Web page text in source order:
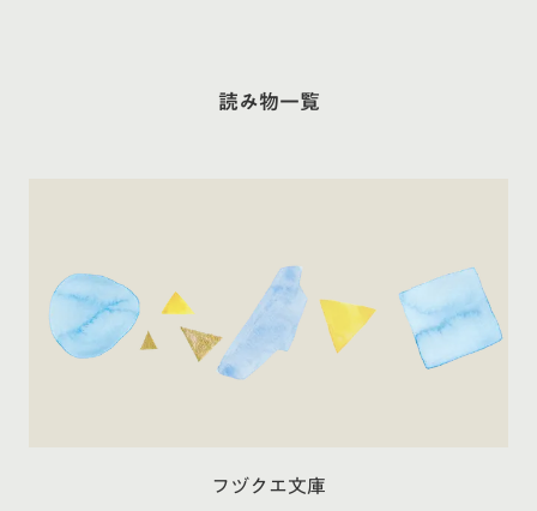
読み物一覧
フヅクエ文庫